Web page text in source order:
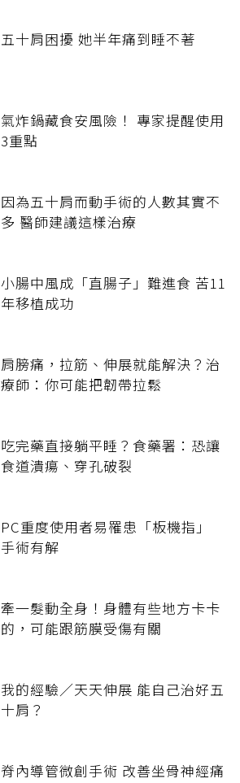
五十肩困擾 她半年痛到睡不著
氣炸鍋藏食安風險！ 專家提醒使用
3重點
因為五十肩而動手術的人數其實不
多 醫師建議這樣治療
小腸中風成「直腸子」難進食 苦11
年移植成功
肩膀痛，拉筋、伸展就能解決？治
療師：你可能把韌帶拉鬆
吃完藥直接躺平睡？食藥署：恐讓
食道潰瘍、穿孔破裂
PC重度使用者易罹患「板機指」
手術有解
牽一髮動全身！身體有些地方卡卡
的，可能跟筋膜受傷有關
我的經驗／天天伸展 能自己治好五
十肩？
脊內導管微創手術 改善坐骨神經痛